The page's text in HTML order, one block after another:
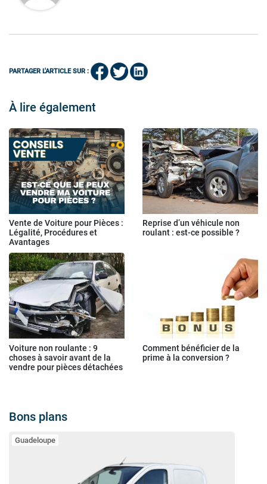
PARTAGER L'ARTICLE SUR :
À lire également
Vente de Voiture pour Pièces :
Légalité, Procédures et
Avantages
Reprise d’un véhicule non
roulant : est-ce possible ?
Voiture non roulante : 9
choses à savoir avant de la
vendre pour pièces détachées
Comment bénéficier de la
prime à la conversion ?
Bons plans
Guadeloupe